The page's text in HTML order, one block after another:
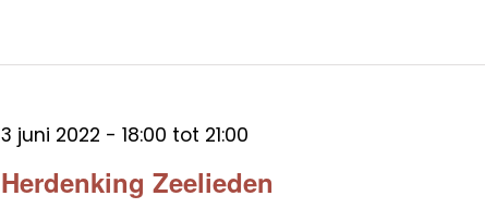
Herdenking Zeelieden
3 juni 2022 - 18:00 tot 21:00